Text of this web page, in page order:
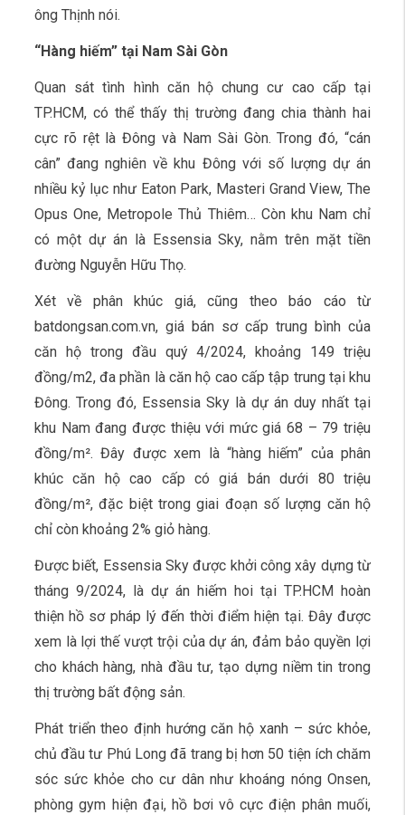
ông Thịnh nói.
“Hàng hiếm” tại Nam Sài Gòn
Quan sát tình hình căn hộ chung cư cao cấp tại
TP.HCM, có thể thấy thị trường đang chia thành hai
cực rõ rệt là Đông và Nam Sài Gòn. Trong đó, “cán
cân” đang nghiên về khu Đông với số lượng dự án
nhiều kỷ lục như Eaton Park, Masteri Grand View, The
Opus One, Metropole Thủ Thiêm… Còn khu Nam chỉ
có một dự án là Essensia Sky, nằm trên mặt tiền
đường Nguyễn Hữu Thọ.
Xét về phân khúc giá, cũng theo báo cáo từ
batdongsan.com.vn, giá bán sơ cấp trung bình của
căn hộ trong đầu quý 4/2024, khoảng 149 triệu
đồng/m2, đa phần là căn hộ cao cấp tập trung tại khu
Đông. Trong đó, Essensia Sky là dự án duy nhất tại
khu Nam đang được thiệu với mức giá 68 – 79 triệu
đồng/m². Đây được xem là “hàng hiếm” của phân
khúc căn hộ cao cấp có giá bán dưới 80 triệu
đồng/m², đặc biệt trong giai đoạn số lượng căn hộ
chỉ còn khoảng 2% giỏ hàng.
Được biết, Essensia Sky được khởi công xây dựng từ
tháng 9/2024, là dự án hiếm hoi tại TP.HCM hoàn
thiện hồ sơ pháp lý đến thời điểm hiện tại. Đây được
xem là lợi thế vượt trội của dự án, đảm bảo quyền lợi
cho khách hàng, nhà đầu tư, tạo dựng niềm tin trong
thị trường bất động sản.
Phát triển theo định hướng căn hộ xanh – sức khỏe,
chủ đầu tư Phú Long đã trang bị hơn 50 tiện ích chăm
sóc sức khỏe cho cư dân như khoáng nóng Onsen,
phòng gym hiện đại, hồ bơi vô cực điện phân muối,